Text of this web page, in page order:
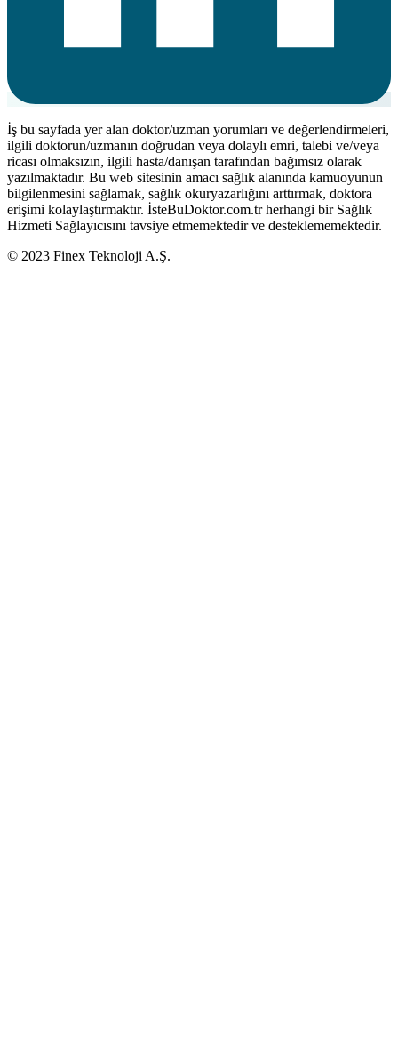
İş bu sayfada yer alan doktor/uzman yorumları ve değerlendirmeleri,
ilgili doktorun/uzmanın doğrudan veya dolaylı emri, talebi ve/veya
ricası olmaksızın, ilgili hasta/danışan tarafından bağımsız olarak
yazılmaktadır. Bu web sitesinin amacı sağlık alanında kamuoyunun
bilgilenmesini sağlamak, sağlık okuryazarlığını arttırmak, doktora
erişimi kolaylaştırmaktır. İsteBuDoktor.com.tr herhangi bir Sağlık
Hizmeti Sağlayıcısını tavsiye etmemektedir ve desteklememektedir.
© 2023 Finex Teknoloji A.Ş.